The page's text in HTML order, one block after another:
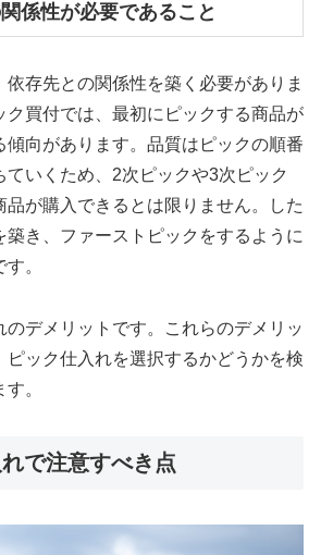
係性が必要であること
依存先との関係性を築く必要がありま
ク買付では、最初にピックする商品が
傾向があります。品質はピックの順番
ていくため、2次ピックや3次ピック
品が購入できるとは限りません。した
築き、ファーストピックをするように
。
のデメリットです。これらのデメリッ
ピック仕入れを選択するかどうかを検
。
で注意すべき点